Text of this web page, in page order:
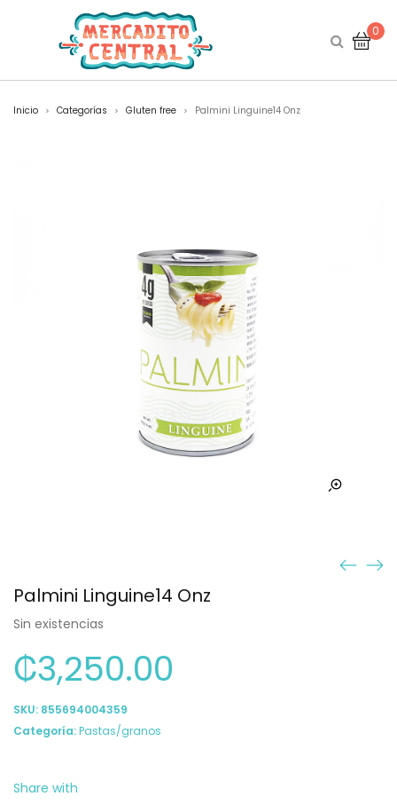
0
Inicio > Categorías > Gluten free > Palmini Linguine14 Onz
Palmini Linguine14 Onz
Sin existencias
₡3,250.00
SKU: 855694004359
Categoría:Pastas/granos
Share with